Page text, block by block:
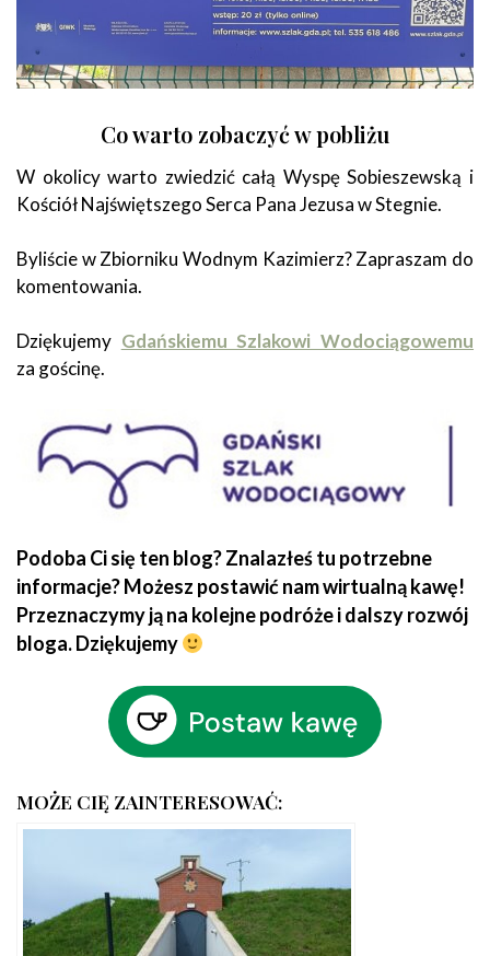
Co warto zobaczyć w pobliżu
W okolicy warto zwiedzić całą Wyspę Sobieszewską i
Kościół Najświętszego Serca Pana Jezusa w Stegnie.
Byliście w Zbiorniku Wodnym Kazimierz? Zapraszam do
komentowania.
Dziękujemy Gdańskiemu Szlakowi Wodociągowemu
za gościnę.
Podoba Ci się ten blog? Znalazłeś tu potrzebne
informacje? Możesz postawić nam wirtualną kawę!
Przeznaczymy ją na kolejne podróże i dalszy rozwój
bloga. Dziękujemy
MOŻE CIĘ ZAINTERESOWAĆ: